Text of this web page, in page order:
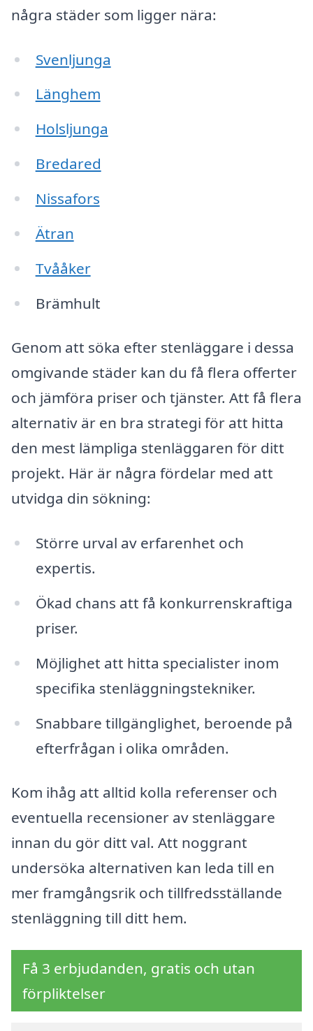
några städer som ligger nära:
Svenljunga
Länghem
Holsljunga
Bredared
Nissafors
Ätran
Tvååker
Brämhult
Genom att söka efter stenläggare i dessa
omgivande städer kan du få flera offerter
och jämföra priser och tjänster. Att få flera
alternativ är en bra strategi för att hitta
den mest lämpliga stenläggaren för ditt
projekt. Här är några fördelar med att
utvidga din sökning:
Större urval av erfarenhet och
expertis.
Ökad chans att få konkurrenskraftiga
priser.
Möjlighet att hitta specialister inom
specifika stenläggningstekniker.
Snabbare tillgänglighet, beroende på
efterfrågan i olika områden.
Kom ihåg att alltid kolla referenser och
eventuella recensioner av stenläggare
innan du gör ditt val. Att noggrant
undersöka alternativen kan leda till en
mer framgångsrik och tillfredsställande
stenläggning till ditt hem.
Få 3 erbjudanden, gratis och utan
förpliktelser